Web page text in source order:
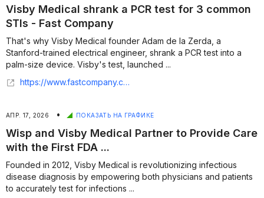
Visby Medical shrank a PCR test for 3 common
STIs - Fast Company
That's why Visby Medical founder Adam de la Zerda, a
Stanford-trained electrical engineer, shrank a PCR test into a
palm-size device. Visby's test, launched ...
https://www.fastcompany.com/91549091/visby-medical-world-changing-ideas-2026
АПР. 17, 2026 • ПОКАЗАТЬ НА ГРАФИКЕ
Wisp and Visby Medical Partner to Provide Care
with the First FDA ...
Founded in 2012, Visby Medical is revolutionizing infectious
disease diagnosis by empowering both physicians and patients
to accurately test for infections ...